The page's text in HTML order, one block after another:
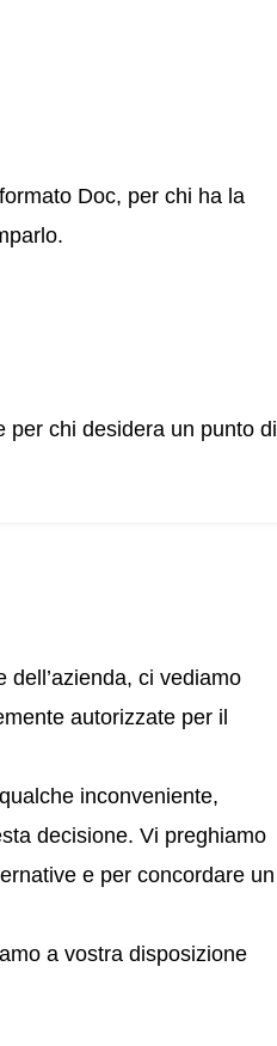
Doc, per chi ha la
per chi desidera un punto di
ci vediamo
autorizzate per il
inconveniente,
decisione. Vi preghiamo
e per concordare un
a vostra disposizione